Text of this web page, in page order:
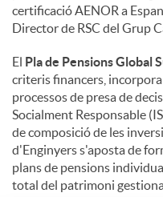
certificació AENOR a
Director de RSC del Grup
El Pla de Pensions Global
criteris financers,
processos de presa de
Socialment Responsable
de composició de les
d'Enginyers s'aposta de
plans de pensions
total del patrimoni